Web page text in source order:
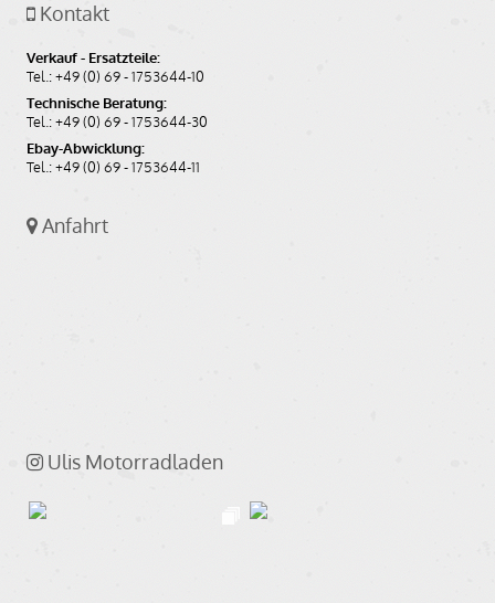
Batterieabdeckung für BMW R45 und R65
Artikelnummer: 1237173
Bildnummer: 46a_011f
verfügbar
48,60
Kontakt
Verkauf - Ersatzteile:
Tel.: +49 (0) 69 - 1753644-10
Technische Beratung:
Tel.: +49 (0) 69 - 1753644-30
Ebay-Abwicklung:
Tel.: +49 (0) 69 - 1753644-11
Anfahrt
Ulis Motorradladen